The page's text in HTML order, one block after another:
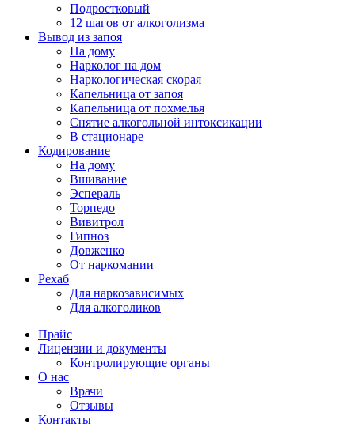
Подростковый
12 шагов от алкоголизма
Вывод из запоя
На дому
Нарколог на дом
Наркологическая скорая
Капельница от запоя
Капельница от похмелья
Снятие алкогольной интоксикации
В стационаре
Кодирование
На дому
Вшивание
Эспераль
Торпедо
Вивитрол
Гипноз
Довженко
От наркомании
Рехаб
Для наркозависимых
Для алкоголиков
Прайс
Лицензии и документы
Контролирующие органы
О нас
Врачи
Отзывы
Контакты